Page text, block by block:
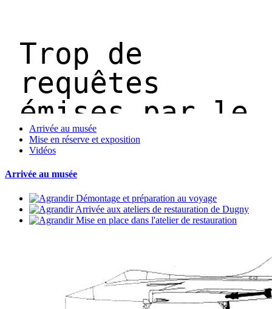
Arrivée au musée
Mise en réserve et exposition
Vidéos
Arrivée au musée